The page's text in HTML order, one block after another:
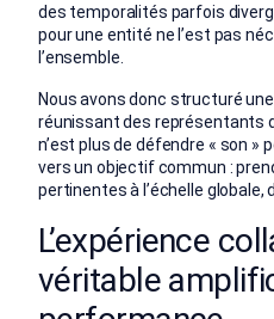
des temporalités parfois
pour une entité ne l’est pas
l’ensemble.
Nous avons donc structuré
réunissant des représentants
n’est plus de défendre « son »
vers un objectif commun :
pertinentes à l’échelle globale,
L’expérience
véritable